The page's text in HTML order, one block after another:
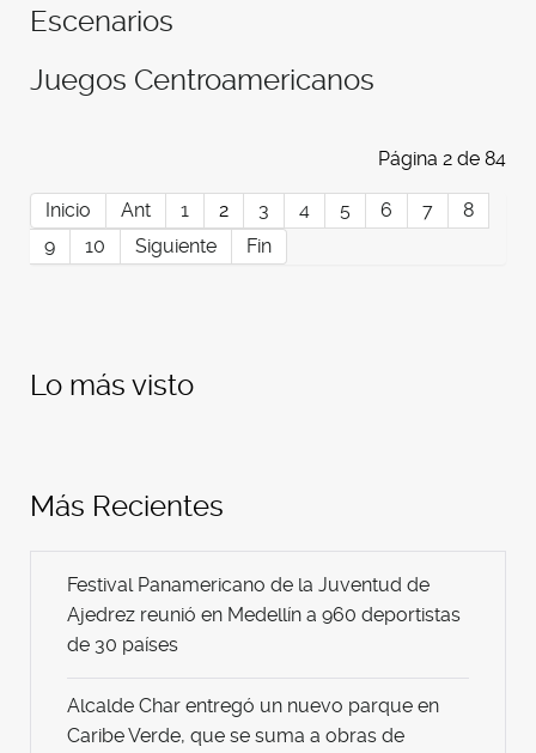
Escenarios
Juegos Centroamericanos
Página 2 de 84
Inicio Ant 1 2 3 4 5 6 7
8
9
10 Siguiente Fin
Lo más visto
Más Recientes
Festival Panamericano de la Juventud de
Ajedrez reunió en Medellín a 960 deportistas
de 30 países
Alcalde Char entregó un nuevo parque en
Caribe Verde, que se suma a obras de